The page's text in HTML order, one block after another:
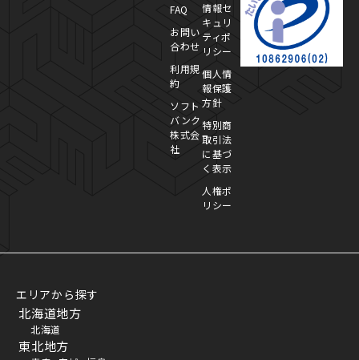
FAQ
お問い
合わせ
利用規
約
ソフト
バンク
株式会
社
情報セ
キュリ
ティポ
リシー
個人情
報保護
方針
特別商
取引法
に基づ
く表示
人権ポ
リシー
エリアから探す
北海道地方
北海道
東北地方